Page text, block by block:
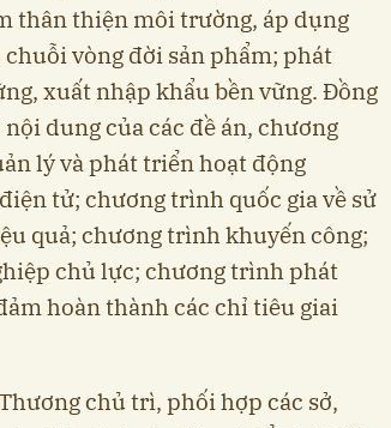
thân thiện môi trường, áp dụng
vòng đời sản phẩm; phát
xuất nhập khẩu bền vững. Đồng
dung của các đề án, chương
lý và phát triển hoạt động
tử; chương trình quốc gia về sử
quả; chương trình khuyến công;
chủ lực; chương trình phát
hoàn thành các chỉ tiêu giai
chủ trì, phối hợp các sở,